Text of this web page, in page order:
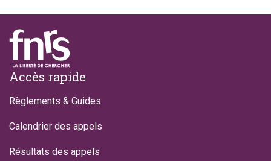
Footer
Accès rapide
Règlements & Guides
Calendrier des appels
Résultats des appels